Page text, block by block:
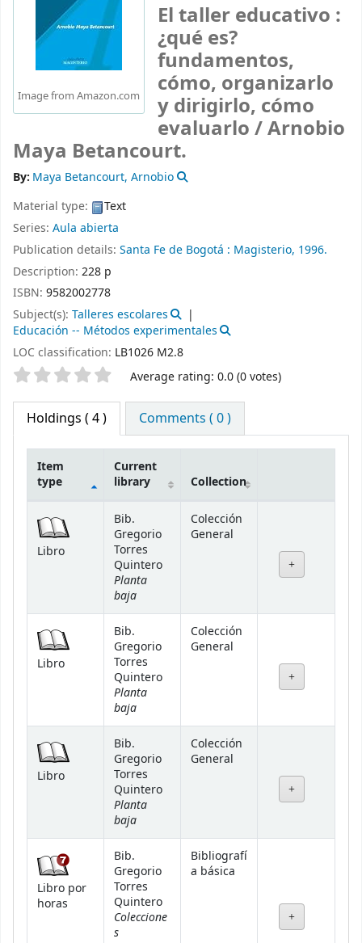
Image from Amazon.com
El taller educativo :
¿qué es?
fundamentos,
cómo, organizarlo
y dirigirlo, cómo
evaluarlo /Arnobio
Maya Betancourt.
By: Maya Betancourt, Arnobio
Material type:
Text
Series: Aula abierta
Publication details: Santa Fe de Bogotá : Magisterio, 1996.
Description: 228 p
ISBN: 9582002778
Subject(s): Talleres escolares
Educación -- Métodos experimentales
LOC classification: LB1026 M2.8
Star ratings Average rating: 0.0 (0 votes)
Holdings ( 4 ) Comments ( 0 )
Item
type
Current
library
Collection
Libro
Bib.
Gregorio
Torres
Quintero
Planta
baja
Colección
General
Libro
Bib.
Gregorio
Torres
Quintero
Planta
baja
Colección
General
Libro
Bib.
Gregorio
Torres
Quintero
Planta
baja
Colección
General
Libro por
horas
Bib.
Gregorio
Torres
Quintero
Coleccione
s
Bibliografí
a básica